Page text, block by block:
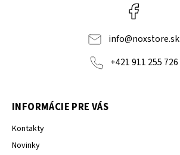
info@noxstore.sk
+421 911 255 726
INFORMÁCIE PRE VÁS
Kontakty
Novinky